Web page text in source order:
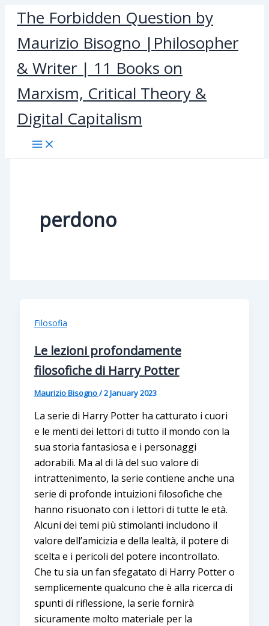
Skip
content
The Forbidden Question by
Maurizio Bisogno |Philosopher
& Writer | 11 Books on
Marxism, Critical Theory &
Digital Capitalism
perdono
Filosofia
Le lezioni profondamente
filosofiche di Harry Potter
Maurizio Bisogno/2 January 2023
La serie di Harry Potter ha catturato i cuori
e le menti dei lettori di tutto il mondo con la
sua storia fantasiosa e i personaggi
adorabili. Ma al di là del suo valore di
intrattenimento, la serie contiene anche una
serie di profonde intuizioni filosofiche che
hanno risuonato con i lettori di tutte le età.
Alcuni dei temi più stimolanti includono il
valore dell’amicizia e della lealtà, il potere di
scelta e i pericoli del potere incontrollato.
Che tu sia un fan sfegatato di Harry Potter o
semplicemente qualcuno che è alla ricerca di
spunti di riflessione, la serie fornirà
sicuramente molto materiale per la